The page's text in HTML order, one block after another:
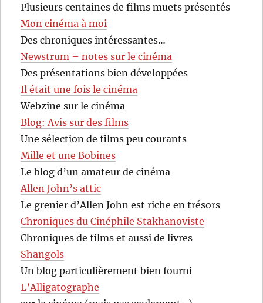
Plusieurs centaines de films muets présentés
Mon cinéma à moi
Des chroniques intéressantes…
Newstrum – notes sur le cinéma
Des présentations bien développées
Il était une fois le cinéma
Webzine sur le cinéma
Blog: Avis sur des films
Une sélection de films peu courants
Mille et une Bobines
Le blog d’un amateur de cinéma
Allen John’s attic
Le grenier d’Allen John est riche en trésors
Chroniques du Cinéphile Stakhanoviste
Chroniques de films et aussi de livres
Shangols
Un blog particulièrement bien fourni
L’Alligatographe